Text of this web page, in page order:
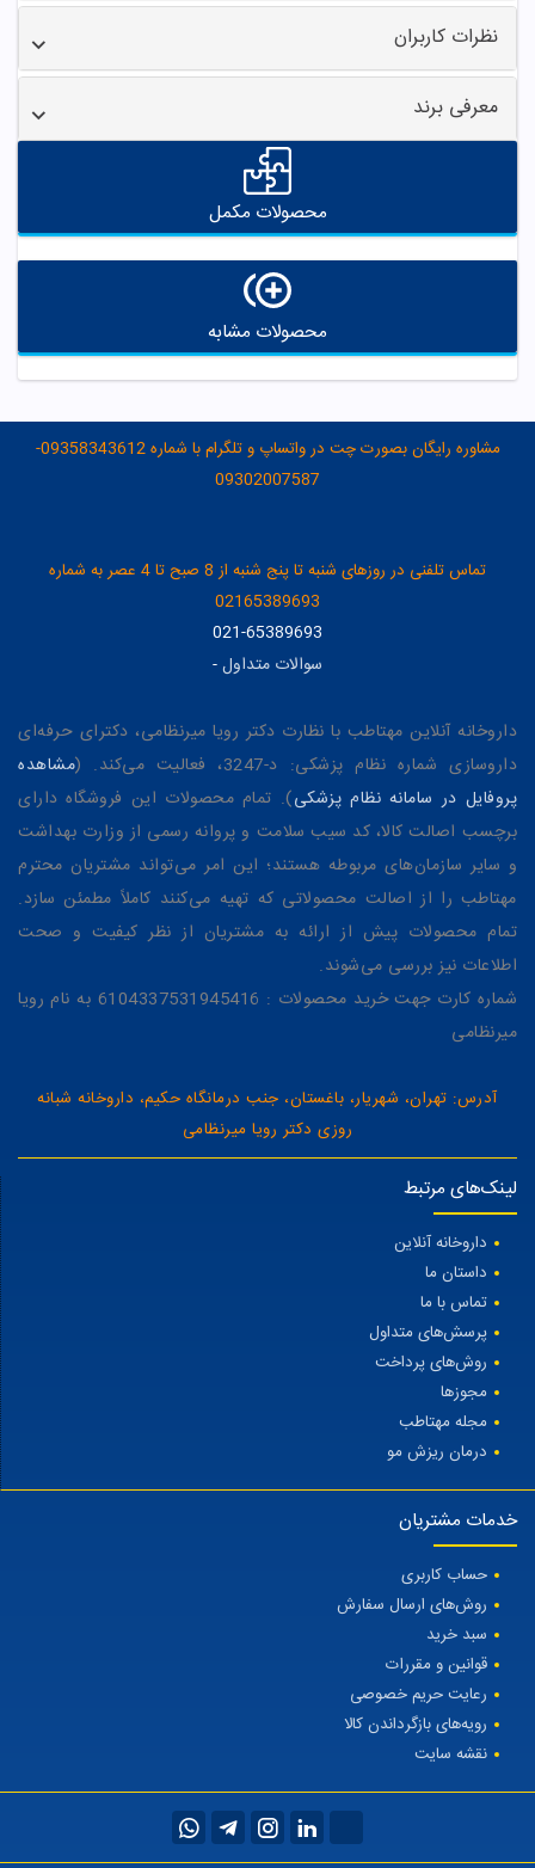
نظرات کاربران
معرفی برند
محصولات مکمل
محصولات مشابه
مشاوره رایگان بصورت چت در واتساپ و تلگرام با شماره 09358343612-
09302007587
تماس تلفنی در روزهای شنبه تا پنج شنبه از 8 صبح تا 4 عصر به شماره
02165389693
021-65389693
سوالات متداول-
داروخانه آنلاین مهتاطب با نظارت دکتر رویا میرنظامی، دکترای حرفه‌ای
داروسازی شماره نظام پزشکی: د-3247، فعالیت می‌کند. (
مشاهده
پروفایل در سامانه نظام پزشکی). تمام محصولات این فروشگاه دارای
برچسب اصالت کالا، کد سیب سلامت و پروانه رسمی از وزارت بهداشت
و سایر سازمان‌های مربوطه هستند؛ این امر می‌تواند مشتریان محترم
مهتاطب را از اصالت محصولاتی که تهیه می‌کنند کاملاً مطمئن سازد.
تمام محصولات پیش از ارائه به مشتریان از نظر کیفیت و صحت
اطلاعات نیز بررسی می‌شوند.
شماره کارت جهت خرید محصولات : 6104337531945416 به نام رویا
میرنظامی
آدرس: تهران، شهریار، باغستان، جنب درمانگاه حکیم، داروخانه شبانه
روزی دکتر رویا میرنظامی
لینک‌های مرتبط
داروخانه آنلاین
داستان ما
تماس با ما
پرسش‌های متداول
روش‌های پرداخت
مجوزها
مجله مهتاطب
درمان ریزش مو
خدمات مشتریان
حساب کاربری
روش‌های ارسال سفارش
سبد خرید
قوانین و مقررات
رعایت حریم خصوصی
رویه‌های بازگرداندن کالا
نقشه سایت